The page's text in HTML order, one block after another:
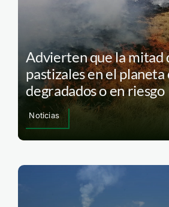
Advierten que la mitad
pastizales en el planeta
degradados o en riesgo
Noticias